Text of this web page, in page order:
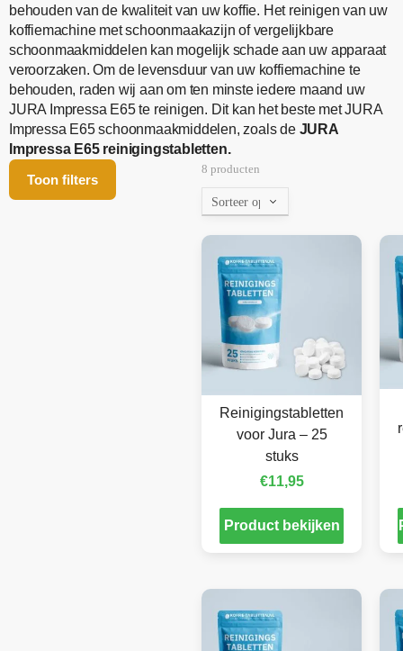
behouden van de kwaliteit van uw koffie. Het reinigen van uw
koffiemachine met schoonmaakazijn of vergelijkbare
schoonmaakmiddelen kan mogelijk schade aan uw apparaat
veroorzaken. Om de levensduur van uw koffiemachine te
behouden, raden wij aan om ten minste iedere maand uw
JURA Impressa E65 te reinigen. Dit kan het beste met JURA
Impressa E65 schoonmaakmiddelen, zoals de JURA
Impressa E65 reinigingstabletten.
Toon filters
8 producten
Reinigingstabletten
voor Jura – 25
stuks
€11,95
Product bekijken